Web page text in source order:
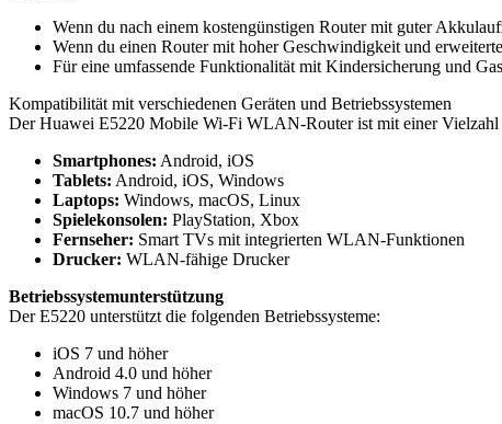
Wenn du nach einem kostengünstigen Router mit guter
Wenn du einen Router mit hoher Geschwindigkeit und
Für eine umfassende Funktionalität mit Kindersicherung und
Kompatibilität mit verschiedenen Geräten und Betriebssystemen
Der Huawei E5220 Mobile Wi-Fi WLAN-Router ist mit einer Vielzahl
Smartphones: Android, iOS
Tablets: Android, iOS, Windows
Laptops: Windows, macOS, Linux
Spielekonsolen: PlayStation, Xbox
Fernseher: Smart TVs mit integrierten WLAN-Funktionen
Drucker: WLAN-fähige Drucker
Betriebssystemunterstützung
Der E5220 unterstützt die folgenden Betriebssysteme:
iOS 7 und höher
Android 4.0 und höher
Windows 7 und höher
macOS 10.7 und höher